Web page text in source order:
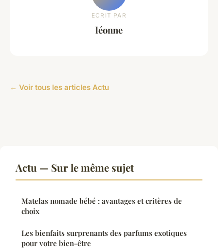
ECRIT PAR
léonne
← Voir tous les articles Actu
Actu — Sur le même sujet
Matelas nomade bébé : avantages et critères de
choix
Les bienfaits surprenants des parfums exotiques
pour votre bien-être